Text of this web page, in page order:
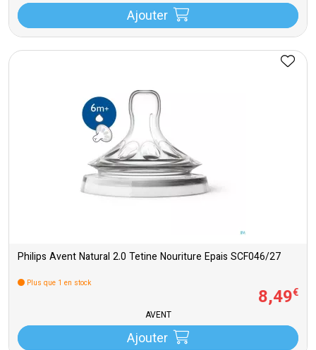
Ajouter
Philips Avent Natural 2.0 Tetine Nouriture Epais SCF046/27
Plus que 1 en stock
8,49€
AVENT
Ajouter